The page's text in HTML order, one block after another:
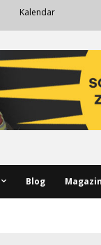
Kalendar
Blog Magazin